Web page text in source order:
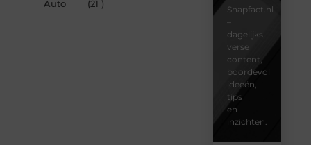
Auto (21 )
Snapfact.nl
–
dagelijks
verse
content,
boordevol
ideeën,
tips
en
inzichten.